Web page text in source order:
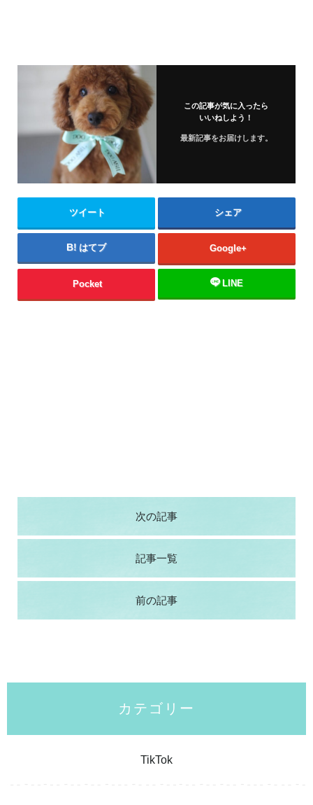
この記事が気に入ったら
いいねしよう！
最新記事をお届けします。
ツイート シェア
はてブ Google+
Pocket LINE
次の記事
記事一覧
前の記事
カテゴリー
TikTok